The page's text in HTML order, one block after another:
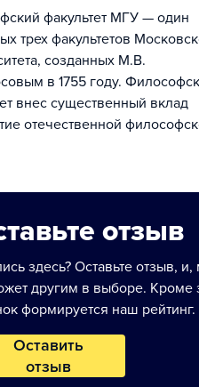
трех факультетов
созданных М.В.
в 1755 году.
внес существенный вклад
отечественной
отзыв
здесь? Оставьте отзыв,
другим в выборе. Кроме
формируется наш рейтинг.
Оставить
отзыв